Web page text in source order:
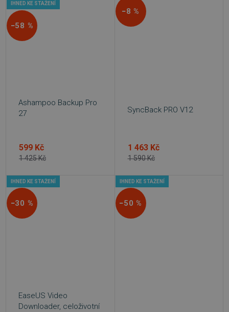
IHNED KE STAŽENÍ
−58 %
Ashampoo Backup Pro
27
1 425 Kč
599 Kč
−8 %
SyncBack PRO V12
1 590 Kč
1 463 Kč
IHNED KE STAŽENÍ
−30 %
EaseUS Video
Downloader, celoživotní
IHNED KE STAŽENÍ
−50 %